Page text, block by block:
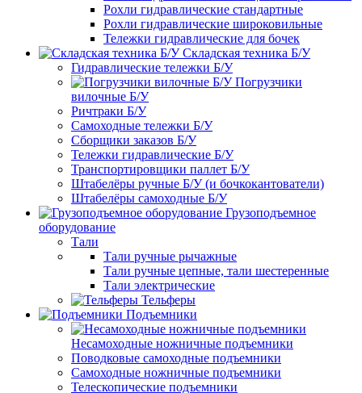
Рохли гидравлические стандартные
Рохли гидравлические широковильные
Тележки гидравлические для бочек
Складская техника Б/У
Гидравлические тележки Б/У
Погрузчики
вилочные Б/У
Ричтраки Б/У
Самоходные тележки Б/У
Сборщики заказов Б/У
Тележки гидравлические Б/У
Транспортировщики паллет Б/У
Штабелёры ручные Б/У (и бочкокантователи)
Штабелёры самоходные Б/У
Грузоподъемное
оборудование
Тали
Тали ручные рычажные
Тали ручные цепные, тали шестеренные
Тали электрические
Тельферы
Подъемники
Несамоходные ножничные подъемники
Поводковые самоходные подъемники
Самоходные ножничные подъемники
Телескопические подъемники